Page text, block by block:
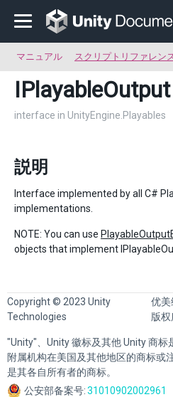
マニュアル スクリプトリファレン
IPlayableOutput
interface in UnityEngine.Playables
説明
Interface implemented by all C#
implementations.
NOTE: You can use
objects that implement
Copyright © 2023 Unity
Technologies
优美
版
"Unity"、Unity 徽标及其他 Unity 商标
附属机构在美国及其他地区的商标或
是其各自所有者的商标。
公安部备案号:31010902002961